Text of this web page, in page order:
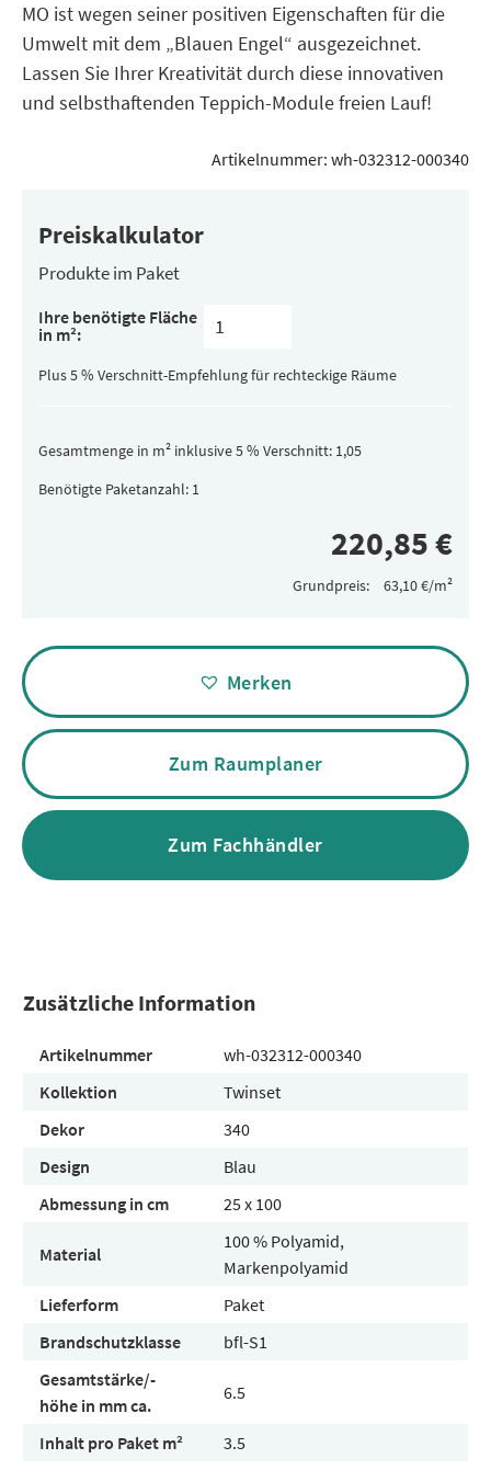
MO ist wegen seiner positiven Eigenschaften für die
Umwelt mit dem „Blauen Engel“ ausgezeichnet.
Lassen Sie Ihrer Kreativität durch diese innovativen
und selbsthaftenden Teppich-Module freien Lauf!
Artikelnummer: wh-032312-000340
Preiskalkulator
Produkte im Paket
Inhalt
pro
Paket
Ihre benötigte Fläche
in m²:
Plus 5 % Verschnitt-Empfehlung für rechteckige Räume
Gesamtmenge in m² inklusive 5 % Verschnitt:
Benötigte Paketanzahl:
Grundpreis:
Alternative:
Merken
Zum Raumplaner
Zum Fachhändler
Zusätzliche Information
Artikelnummer
wh-032312-000340
Kollektion
Twinset
Dekor
340
Design
Blau
Abmessung in cm
25 x 100
Material
100 % Polyamid,
Markenpolyamid
Lieferform
Paket
Brandschutzklasse
bfl-S1
Gesamtstärke/-
höhe in mm ca.
6.5
Inhalt pro Paket m²
3.5